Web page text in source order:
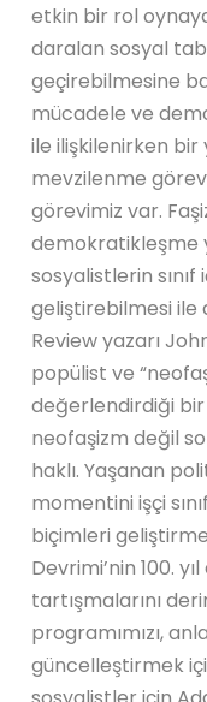
etkin bir rol
daralan sosyal
geçirebilmesine
mücadele ve
ile ilişkilenirken bir
mevzilenme
görevimiz var.
demokratikleşme
sosyalistlerin sınıf
geliştirebilmesi ile
Review yazarı
popülist ve
değerlendirdiği bir
neofaşizm değil
haklı. Yaşanan
momentini işçi
biçimleri
Devrimi’nin 100.
tartışmalarını
programımızı,
güncelleştirmek